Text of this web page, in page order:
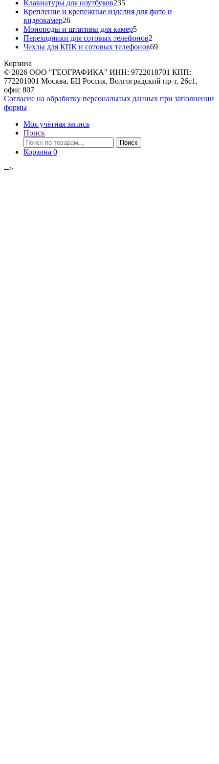
товара
Клавиатуры для ноутбуков235235
товаров
Крепление и крепежные изделия для фото и
видеокамер2626
товаров
Моноподы и штативы для камер55
товаров
Переходники для сотовых телефонов2
товара
Чехлы для КПК и сотовых телефонов6969
Корзина
© 2026 ООО "ГЕОГРАФИКА" ИНН: 9722018701 КПП:
772201001 Москва, БЦ Россия, Волгоградский пр-т, 26с1,
офис 807
Согласие на обработку персональных данных при заполнении
формы
Моя учётная запись
Поиск
Искать:
Поиск
Корзина 0
-->